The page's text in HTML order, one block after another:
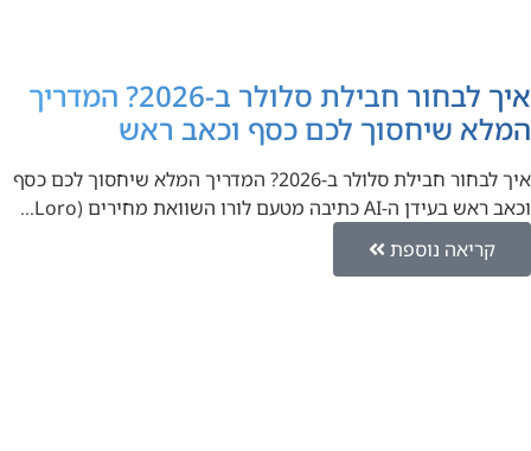
איך לבחור חבילת סלולר ב-2026? המדריך
המלא שיחסוך לכם כסף וכאב ראש
איך לבחור חבילת סלולר ב-2026? המדריך המלא שיחסוך לכם כסף
וכאב ראש בעידן ה-AI כתיבה מטעם לורו השוואת מחירים (Loro…
קריאה נוספת